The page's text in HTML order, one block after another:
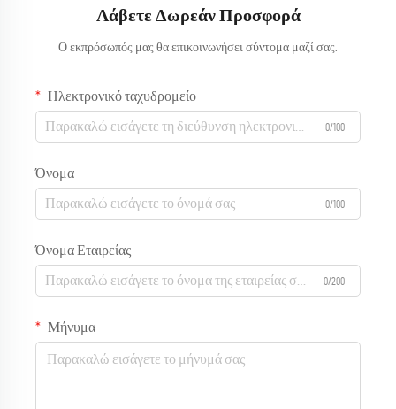
Λάβετε Δωρεάν Προσφορά
Ο εκπρόσωπός μας θα επικοινωνήσει σύντομα μαζί σας.
Ηλεκτρονικό ταχυδρομείο
0/100
Όνομα
0/100
Όνομα Εταιρείας
0/200
Μήνυμα